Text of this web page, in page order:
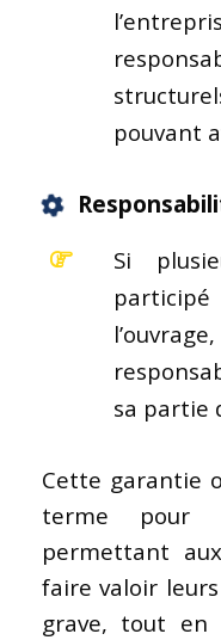
pouvant
Si
sa partie
Cette garantie
terme pour
permettant
faire valoir
grave, tout en